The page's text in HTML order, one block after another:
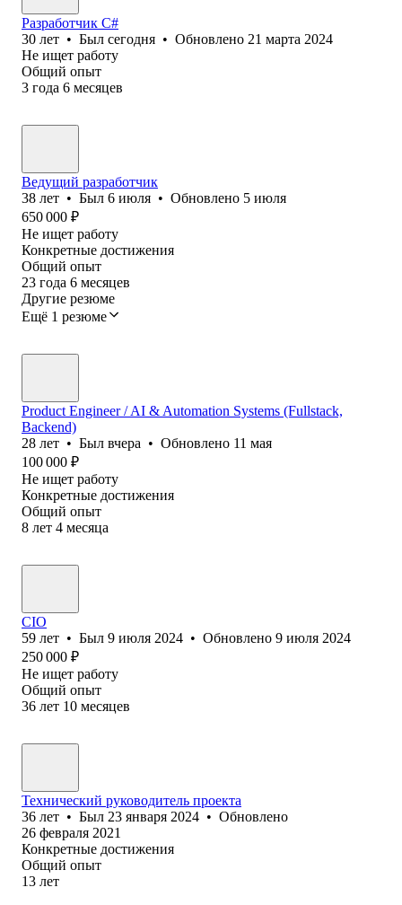
Разработчик C#
30 лет • Был сегодня • Обновлено 21 марта 2024
Не ищет работу
Общий опыт
3 года 6 месяцев
Ведущий разработчик
38 лет • Был 6 июля • Обновлено 5 июля
650 000 ₽
Не ищет работу
Конкретные достижения
Общий опыт
23 года 6 месяцев
Другие резюме
Ещё 1 резюме
Product Engineer / AI & Automation Systems (Fullstack,
Backend)
28 лет • Был вчера • Обновлено 11 мая
100 000 ₽
Не ищет работу
Конкретные достижения
Общий опыт
8 лет 4 месяца
CIO
59 лет • Был 9 июля 2024 • Обновлено 9 июля 2024
250 000 ₽
Не ищет работу
Общий опыт
36 лет 10 месяцев
Технический руководитель проекта
36 лет • Был 23 января 2024 • Обновлено
26 февраля 2021
Конкретные достижения
Общий опыт
13 лет